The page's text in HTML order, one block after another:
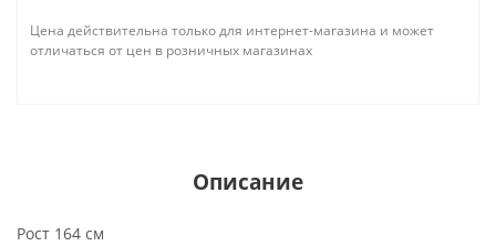
Цена действительна только для интернет-магазина и может
отличаться от цен в розничных магазинах
Описание
Рост 164 см